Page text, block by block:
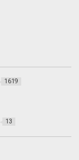
1619
13